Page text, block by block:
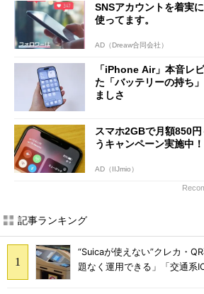
SNSアカウントを着実
使ってます。
AD（Dreaw合同会社）
「iPhone Air」本音レ
た「バッテリーの持ち
ましさ
スマホ2GBで月額850
うキャンペーン実施中！
AD（IIJmio）
記事ランキング
“Suicaが使えない”クレカ・
題なく運用できる」「交通系